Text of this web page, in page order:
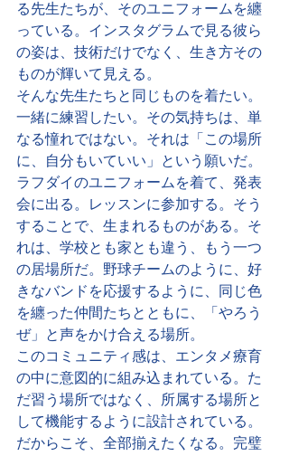
る先生たちが、そのユニフォームを纏
っている。インスタグラムで見る彼ら
の姿は、技術だけでなく、生き方その
ものが輝いて見える。
そんな先生たちと同じものを着たい。
一緒に練習したい。その気持ちは、単
なる憧れではない。それは「この場所
に、自分もいていい」という願いだ。
ラフダイのユニフォームを着て、発表
会に出る。レッスンに参加する。そう
することで、生まれるものがある。そ
れは、学校とも家とも違う、もう一つ
の居場所だ。野球チームのように、好
きなバンドを応援するように、同じ色
を纏った仲間たちとともに、「やろう
ぜ」と声をかけ合える場所。
このコミュニティ感は、エンタメ療育
の中に意図的に組み込まれている。た
だ習う場所ではなく、所属する場所と
して機能するように設計されている。
だからこそ、全部揃えたくなる。完璧